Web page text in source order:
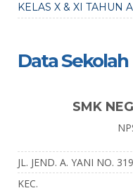
KELAS X & XI TAHUN
Data Sekolah
SMK
JL. JEND. A. YANI NO. 319
KEC.